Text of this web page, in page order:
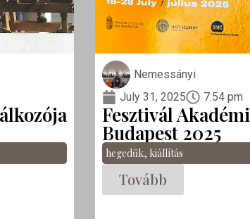
Nemessányi
July 31, 2025
7:54 pm
Fesztivál
Budapest 2025
hegedűk, kiállítás
Tovább